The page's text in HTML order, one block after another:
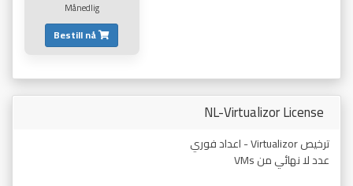
Månedlig
Bestill nå
NL-Virtualizor License
ترخيص Virtualizor - اعداد فوري
عدد لا نهائي من VMs